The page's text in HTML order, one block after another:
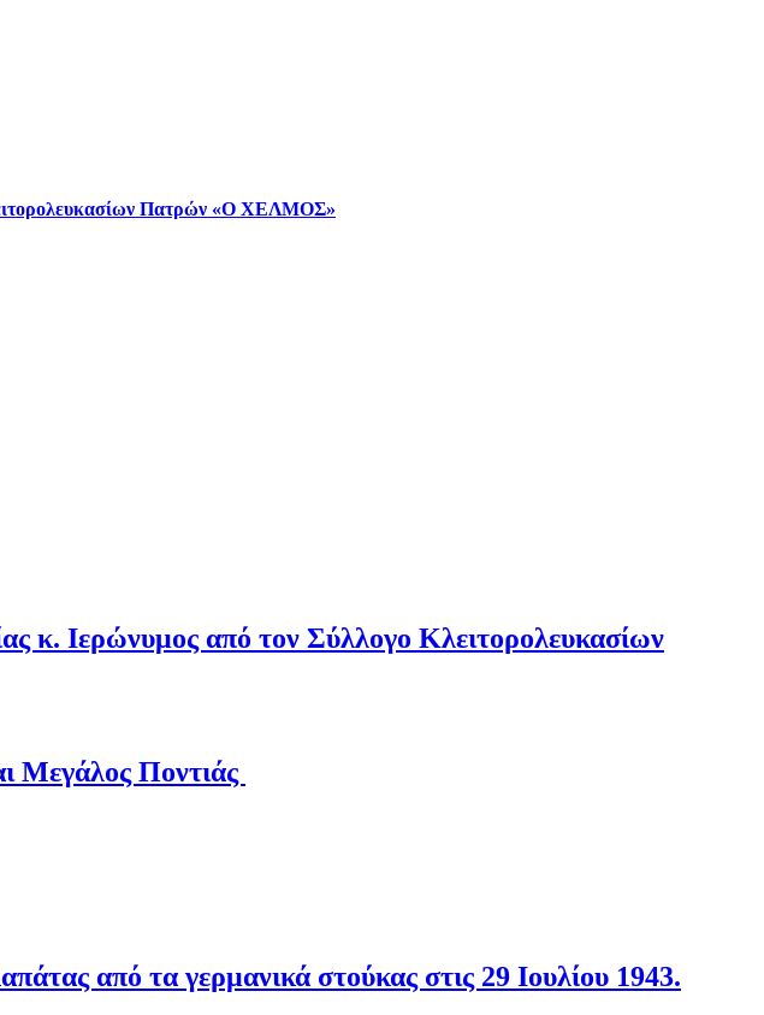
Πατρών «Ο ΧΕΛΜΟΣ»
κ. Ιερώνυμος από τον Σύλλογο Κλειτορολευκασίων
Μεγάλος Ποντιάς
από τα γερμανικά στούκας στις 29 Ιουλίου 1943.